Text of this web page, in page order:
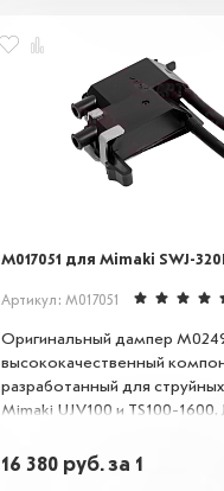
M017051 для Mimaki SWJ-
Артикул: M017051
Оригинальный дампер
высококачественный
разработанный для
Mimaki UJV100 и TS100-
стабильной работы
16 380 руб.за 1